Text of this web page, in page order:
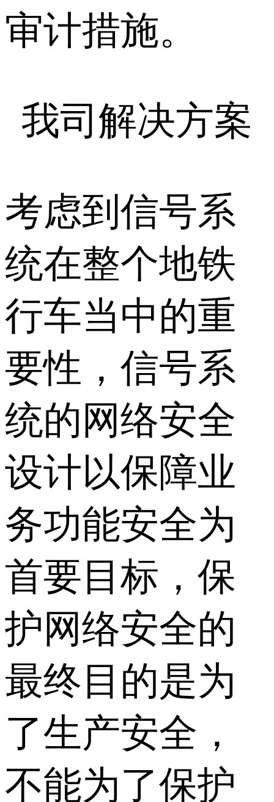
审计措施。
我司解决方案
考虑到信号系
统在整个地铁
行车当中的重
要性，信号系
统的网络安全
设计以保障业
务功能安全为
首要目标，保
护网络安全的
最终目的是为
了生产安全，
不能为了保护